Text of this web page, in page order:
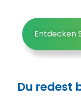
Entdecken
Du redest